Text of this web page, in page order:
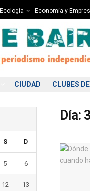
Ecologìa Economía y
CIUDAD CLUBES
Día:
S D
5 6
12 13